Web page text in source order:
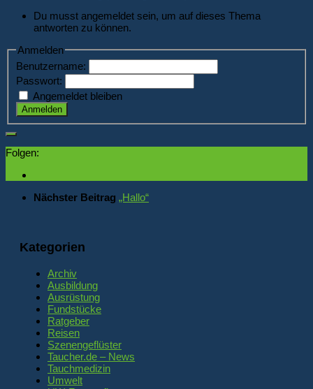
Du musst angemeldet sein, um auf dieses Thema
antworten zu können.
Anmelden
Benutzername:
Passwort:
Angemeldet bleiben
Anmelden
Folgen:
Nächster Beitrag „Hallo“
Kategorien
Archiv
Ausbildung
Ausrüstung
Fundstücke
Ratgeber
Reisen
Szenengeflüster
Taucher.de – News
Tauchmedizin
Umwelt